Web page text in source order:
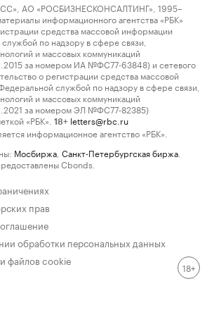
АО «РОСБИЗНЕСКОНСАЛТИНГ», 1995–
информационного агентства «РБК»
средства массовой информации
по надзору в сфере связи,
и массовых коммуникаций
за номером ИА №ФС77-63848) и сетевого
о регистрации средства массовой
службой по надзору в сфере связи,
и массовых коммуникаций
за номером ЭЛ №ФС77-82385)
«РБК».
18+ letters@rbc.ru
информационное агентство «РБК».
Мосбиржа Санкт-Петербургская биржа
Cbonds.
прав
обработки персональных данных
файлов cookie
18+